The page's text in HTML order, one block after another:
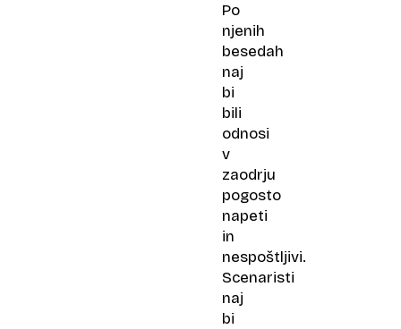
Po
njenih
besedah
naj
bi
bili
odnosi
v
zaodrju
pogosto
napeti
in
nespoštljivi.
Scenaristi
naj
bi